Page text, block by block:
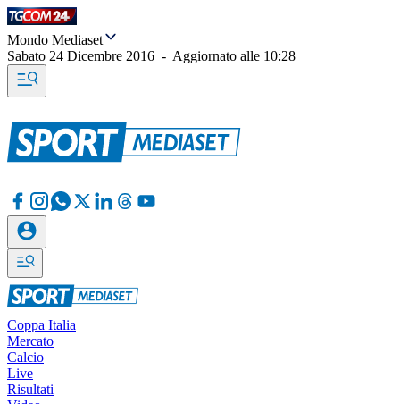
Mondo Mediaset
Sabato 24 Dicembre 2016 - Aggiornato alle 10:28
Coppa Italia
Mercato
Calcio
Live
Risultati